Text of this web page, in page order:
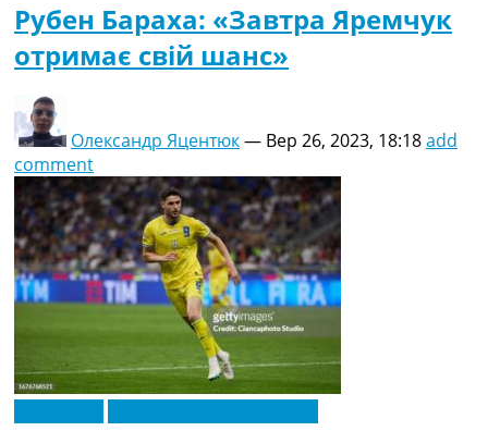
Рубен Бараха: «Завтра Яремчук
отримає свій шанс»
Олександр Яцентюк— Вер 26, 2023, 18:18add
comment